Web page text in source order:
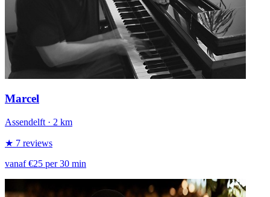
Marcel
Assendelft · 2 km
★ 7 reviews
vanaf €25 per 30 min